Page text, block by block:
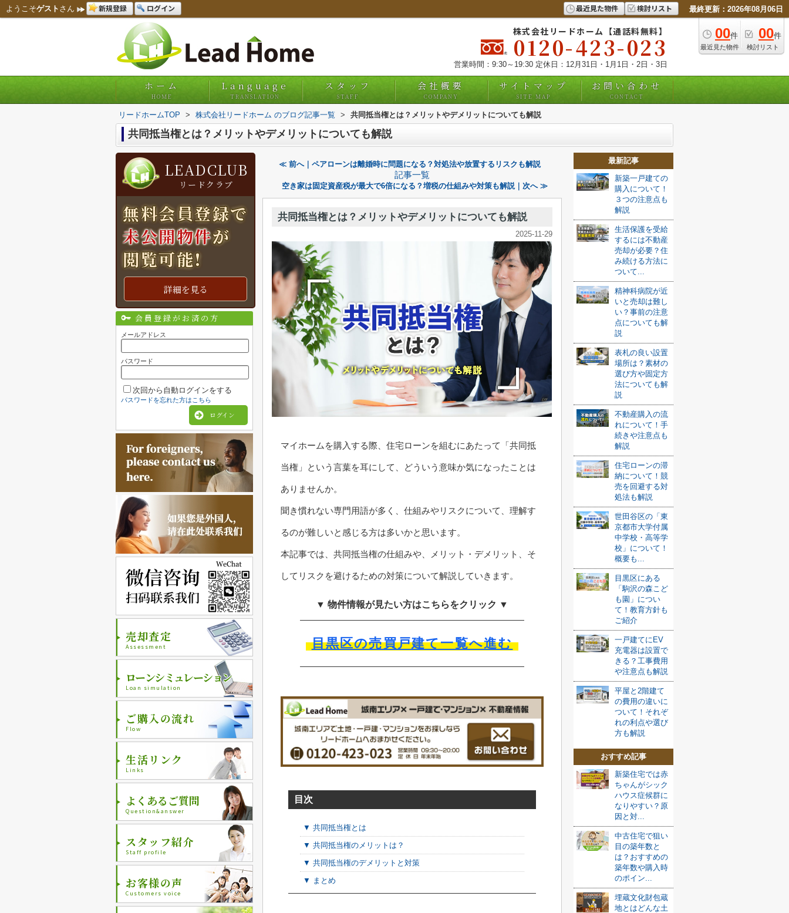
ようこそゲスト さん 新規登録 ログイン 最近見た物件 検討リスト 最終更新：2026年08月06日
00件
最近見た物件
00件
検討リスト
株式会社リードホーム【通話料無料】
0120-423-023
営業時間：9:30～19:30 定休日：12月31日・1月1日・2日・3日
ホーム
HOME
Language
TRANSLATION
スタッフ
STAFF
会社概要
COMPANY
サイトマップ
SITE MAP
お問い合わせ
CONTACT
リードホームTOP > 株式会社リードホーム のブログ記事一覧 > 共同抵当権とは？メリットやデメリットについても解説
共同抵当権とは？メリットやデメリットについても解説
≪ 前へ｜ペアローンは離婚時に問題になる？対処法や放置するリスクも解説
記事一覧
空き家は固定資産税が最大で6倍になる？増税の仕組みや対策も解説｜次へ ≫
共同抵当権とは？メリットやデメリットについても解説
2025-11-29
マイホームを購入する際、住宅ローンを組むにあたって「共同抵
当権」という言葉を耳にして、どういう意味か気になったことは
ありませんか。
聞き慣れない専門用語が多く、仕組みやリスクについて、理解す
るのが難しいと感じる方は多いかと思います。
本記事では、共同抵当権の仕組みや、メリット・デメリット、そ
してリスクを避けるための対策について解説していきます。
▼ 物件情報が見たい方はこちらをクリック ▼
目黒区の売買戸建て一覧へ進む
目次
▼ 共同抵当権とは
▼ 共同抵当権のメリットは？
▼ 共同抵当権のデメリットと対策
▼ まとめ
最新記事
新築一戸建ての
購入について！
３つの注意点も
解説
生活保護を受給
するには不動産
売却が必要？住
み続ける方法に
ついて...
精神科病院が近
いと売却は難し
い？事前の注意
点についても解
説
表札の良い設置
場所は？素材の
選び方や固定方
法についても解
説
不動産購入の流
れについて！手
続きや注意点も
解説
住宅ローンの滞
納について！競
売を回避する対
処法も解説
世田谷区の「東
京都市大学付属
中学校・高等学
校」について！
概要も...
目黒区にある
「駒沢の森こど
も園」につい
て！教育方針も
ご紹介
一戸建てにEV
充電器は設置で
きる？工事費用
や注意点も解説
平屋と2階建て
の費用の違いに
ついて！それぞ
れの利点や選び
方も解説
おすすめ記事
新築住宅では赤
ちゃんがシック
ハウス症候群に
なりやすい？原
因と対...
中古住宅で狙い
目の築年数と
は？おすすめの
築年数や購入時
のポイン...
埋蔵文化財包蔵
地とはどんな土
LEADCLUB
リードクラブ
無料会員登録で
未公開物件が
閲覧可能!
詳細を見る
会員登録がお済の方
メールアドレス
パスワード
次回から自動ログインをする
パスワードを忘れた方はこちら
ログイン
売却査定
Assessment
ローンシミュレーション
Loan simulation
ご購入の流れ
Flow
生活リンク
Links
よくあるご質問
Question&answer
スタッフ紹介
Staff profile
お客様の声
Customers voice